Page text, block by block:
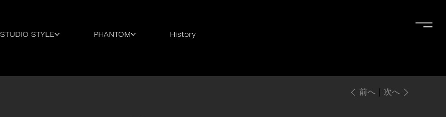
STUDIO STYLE PHANTOM History
前へ 次へ